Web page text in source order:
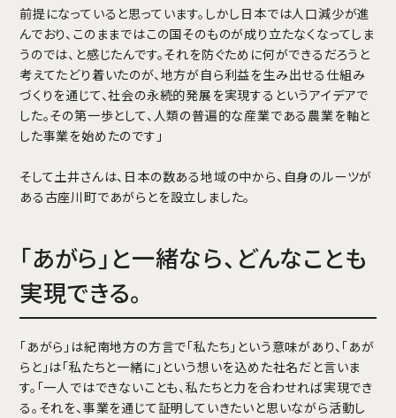
前提になっていると思っています。しかし日本では人口減少が進
んでおり、このままではこの国そのものが成り立たなくなってしま
うのでは、と感じたんです。それを防ぐために何ができるだろうと
考えてたどり着いたのが、地方が自ら利益を生み出せる仕組み
づくりを通じて、社会の永続的発展を実現するというアイデアで
した。その第一歩として、人類の普遍的な産業である農業を軸と
した事業を始めたのです」
そして土井さんは、日本の数ある地域の中から、自身のルーツが
ある古座川町であがらとを設立しました。
「あがら」と一緒なら、どんなことも
実現できる。
「あがら」は紀南地方の方言で「私たち」という意味があり、「あが
らと」は「私たちと一緒に」という想いを込めた社名だと言いま
す。「一人ではできないことも、私たちと力を合わせれば実現でき
る。それを、事業を通じて証明していきたいと思いながら活動し